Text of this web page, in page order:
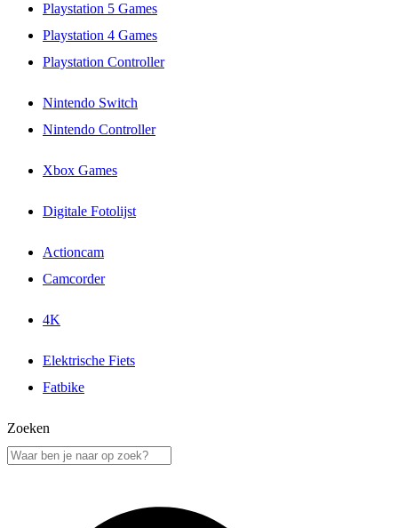
Playstation 5 Games
Playstation 4 Games
Playstation Controller
Nintendo Switch
Nintendo Controller
Xbox Games
Digitale Fotolijst
Actioncam
Camcorder
4K
Elektrische Fiets
Fatbike
Zoeken